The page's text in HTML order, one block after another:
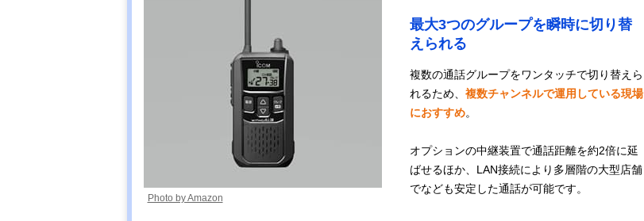
Photo by Amazon
最大3つのグループを瞬時に切り替
えられる
複数の通話グループをワンタッチで切り替えら
れるため、 複数チャンネルで運用している現場
におすすめ。
オプションの中継装置で通話距離を約2倍に延
ばせるほか、LAN接続により多層階の大型店舗
でなども安定した通話が可能です。